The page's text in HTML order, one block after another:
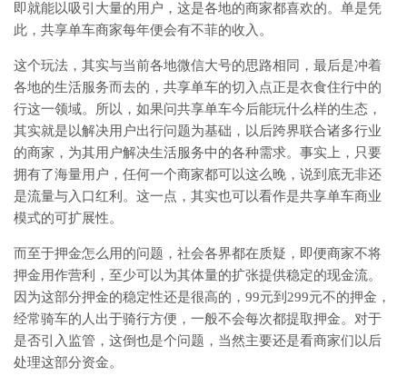
即就能以吸引大量的用户，这是各地的商家都喜欢的。单是凭
此，共享单车商家每年便会有不菲的收入。
这个玩法，其实与当前各地微信大号的思路相同，最后是冲着
各地的生活服务而去的，共享单车的切入点正是衣食住行中的
行这一领域。所以，如果问共享单车今后能玩什么样的生态，
其实就是以解决用户出行问题为基础，以后跨界联合诸多行业
的商家，为其用户解决生活服务中的各种需求。事实上，只要
拥有了海量用户，任何一个商家都可以这么晚，说到底无非还
是流量与入口红利。这一点，其实也可以看作是共享单车商业
模式的可扩展性。
而至于押金怎么用的问题，社会各界都在质疑，即便商家不将
押金用作营利，至少可以为其体量的扩张提供稳定的现金流。
因为这部分押金的稳定性还是很高的，99元到299元不的押金，
经常骑车的人出于骑行方便，一般不会每次都提取押金。对于
是否引入监管，这倒也是个问题，当然主要还是看商家们以后
处理这部分资金。